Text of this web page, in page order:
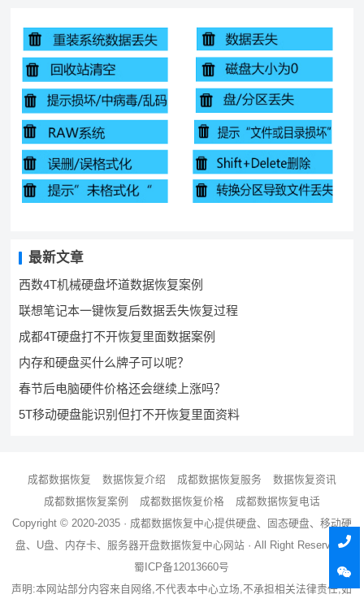
最新文章
西数4T机械硬盘坏道数据恢复案例
联想笔记本一键恢复后数据丢失恢复过程
成都4T硬盘打不开恢复里面数据案例
内存和硬盘买什么牌子可以呢？
春节后电脑硬件价格还会继续上涨吗？
5T移动硬盘能识别但打不开恢复里面资料
成都数据恢复 数据恢复介绍 成都数据恢复服务
数据恢复资讯
成都数据恢复案例
成都数据恢复价格
成都数据恢复电话
Copyright © 2020-2035 · 成都数据恢复中心提供硬盘、固态硬盘、移动硬
盘、U盘、内存卡、服务器开盘数据恢复中心网站 · All Right Reserved ·
蜀ICP备12013660号
声明:本网站部分内容来自网络,不代表本中心立场,不承担相关法律责任,如